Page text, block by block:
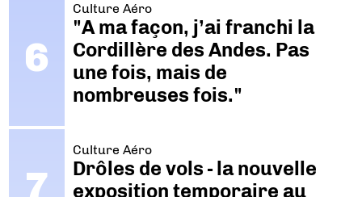
Culture Aéro
"A ma façon, j’ai franchi la
Cordillère des Andes. Pas
une fois, mais de
nombreuses fois."
Culture Aéro
Drôles de vols - la nouvelle
exposition temporaire au